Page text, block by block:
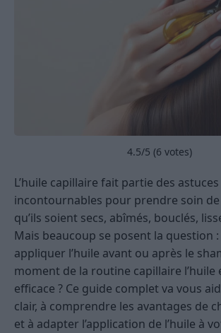
4.5/5 (6 votes)
L’huile capillaire fait partie des
incontournables pour prendre soin de
qu’ils soient secs, abîmés, bouclés,
Mais beaucoup se posent la question
appliquer l’huile avant ou après le
moment de la routine capillaire l’huile
efficace ? Ce guide complet va vous
clair, à comprendre les avantages de
et à adapter l’application de l’huile à